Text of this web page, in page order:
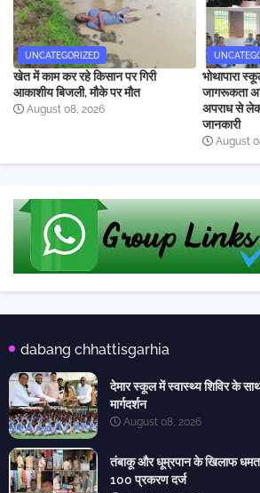
UNCATEGORIZED
खेत में काम कर रहे किसान पर गिरी
आकाशीय बिजली, मौके पर मौत
August 08, 2026
भोथापारा
जागरूकता
अपराध से
जानकारी
August
dabang chhattisgarhia
देमार स्कूल में स्वास्थ्य शिविर के साथ
मार्गदर्शन
August 08, 2026
तंबाकू और धूम्रपान के खिलाफ
100 प्रकरण दर्ज